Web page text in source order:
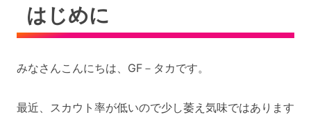
はじめに
みなさんこんにちは、GF－タカです。
最近、スカウト率が低いので少し萎え気味ではあります